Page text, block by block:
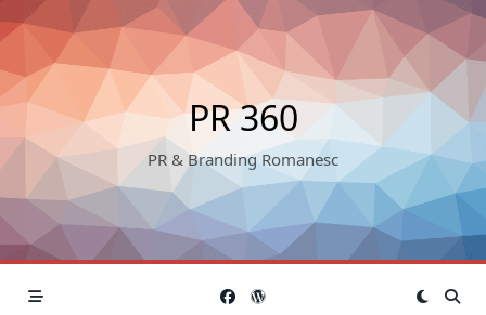
Skip
to
content
PR 360
PR & Branding Romanesc